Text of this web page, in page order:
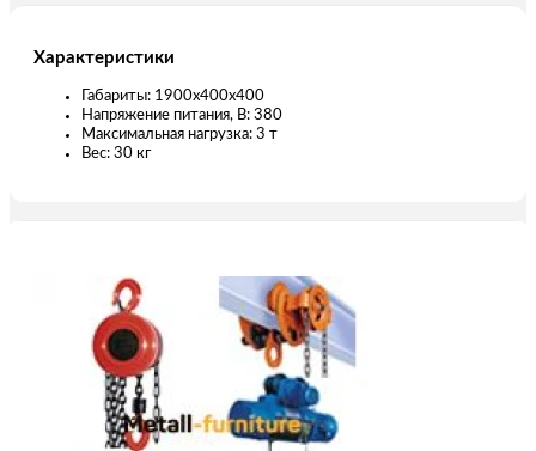
Характеристики
Габариты: 1900х400х400
Напряжение питания, В: 380
Максимальная нагрузка: 3 т
Вес: 30 кг